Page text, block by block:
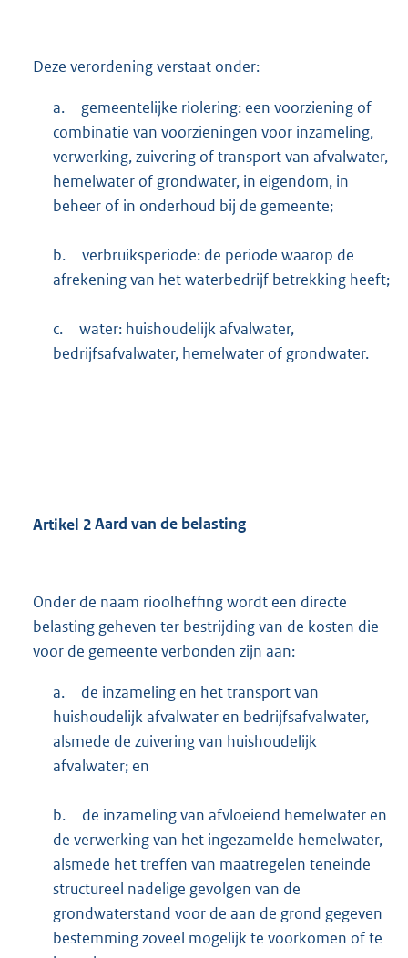
Deze verordening verstaat onder:
a.
gemeentelijke riolering: een voorziening of
combinatie van voorzieningen voor inzameling,
verwerking, zuivering of transport van afvalwater,
hemelwater of grondwater, in eigendom, in
beheer of in onderhoud bij de gemeente;
b.
verbruiksperiode: de periode waarop de
afrekening van het waterbedrijf betrekking heeft;
c.
water: huishoudelijk afvalwater,
bedrijfsafvalwater, hemelwater of grondwater.
Artikel 2Aard van de belasting
Onder de naam rioolheffing wordt een directe
belasting geheven ter bestrijding van de kosten die
voor de gemeente verbonden zijn aan:
a.
de inzameling en het transport van
huishoudelijk afvalwater en bedrijfsafvalwater,
alsmede de zuivering van huishoudelijk
afvalwater; en
b.
de inzameling van afvloeiend hemelwater en
de verwerking van het ingezamelde hemelwater,
alsmede het treffen van maatregelen teneinde
structureel nadelige gevolgen van de
grondwaterstand voor de aan de grond gegeven
bestemming zoveel mogelijk te voorkomen of te